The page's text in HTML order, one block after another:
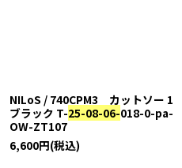
NILoS / 740CPM3 カットソー 1
ブラック T-25-08-06-018-0-pa-
OW-ZT107
6,600円(税込)